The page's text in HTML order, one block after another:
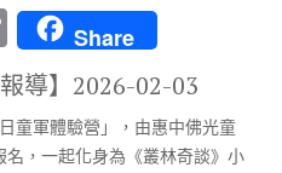
C
o
p
y
Share
導】 2026-02-03
童軍體驗營」，由惠中佛光童
，一起化身為《叢林奇談》小